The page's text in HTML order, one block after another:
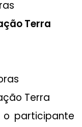
Terra
Terra
o participante